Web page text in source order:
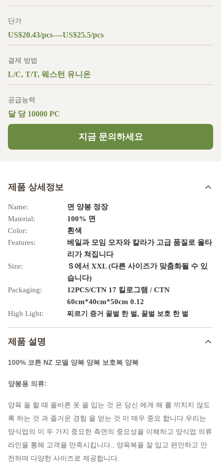
단가
US$20.43/pcs----US$25.5/pcs
결제 방법
L/C, T/T, 웨스턴 유니온
공급능력
달 당 10000 PC
지금 문의하세요
제품 상세정보
Name:
면 양봉 정장
Material:
100% 면
Color:
흰색
Features:
베일과 모임 모자와 칼라가 고급 품질로 울타
리가 쳐집니다
Size:
Ｓ에서 XXL (다른 사이즈가 맞춤화될 수 있
습니다)
Packaging:
12PCS/CTN 17 킬로그램 / CTN
60cm*40cm*50cm 0.12
High Light:
찌르기 증거 꿀벌 한 벌, 꿀벌 보호 한 벌
제품 설명
100% 코튼 NZ 모델 양복 양복 보호복 양복
양봉용 의류:
양육 을 할 때 올바른 옷 을 입는 것 은 당신 에게 해 를 끼치지 않도
록 하는 것 과 즐거운 경험 을 얻는 것 이 매우 중요 합니다.우리는
양식업의 이 두 가지 중요한 측면의 중요성을 이해하고 양식업 의류
라인을 통해 고객을 만족시킵니다., 양육복을 잘 입고 편안하고 안
전하며 다양한 사이즈로 제공합니다.